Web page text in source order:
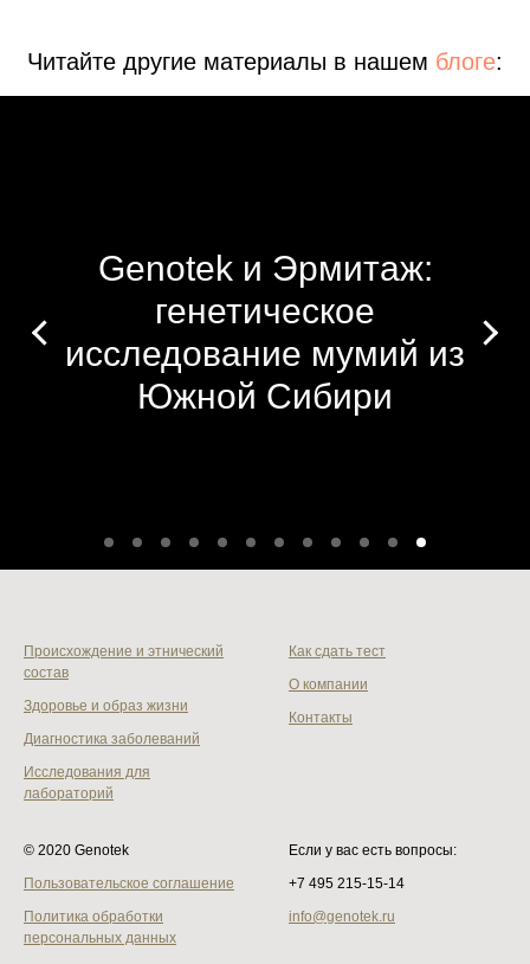
Читайте другие материалы в нашем блоге:
Genotek и Эрмитаж:
генетическое
исследование мумий из
Южной Сибири
Происхождение и этнический
состав
Здоровье и образ жизни
Диагностика заболеваний
Исследования для
лабораторий
Как сдать тест
О компании
Контакты
© 2020 Genotek
Пользовательское соглашение
Политика обработки
персональных данных
Если у вас есть вопросы:
+7 495 215‑15-14
info@genotek.ru